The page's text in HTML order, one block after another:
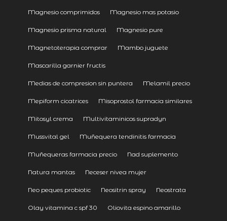
Magnesio comprimidos Magnesio mas potasio
Magnesio prisma natural Magnesio pure
Magnetoterapia comprar Mambo juguete
Mascarilla garnier fructis
Medias de compresion sin puntera Melamil precio
Mepiform cicatrices Misoprostol farmacia similares
Mitosyl crema Multivitaminicos supradyn
Mussvital gel Muñequera tendinitis farmacia
Muñequeras farmacia precio Nad suplemento
Natura mantas Neceser nivea mujer
Neo peques probiotic Neositrin spray Neostrata
Olay vitamina c spf 30 Oliovita espino amarillo